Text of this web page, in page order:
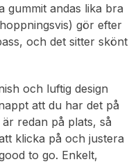
gummit andas lika bra
gör efter
och det sitter skönt
och luftig design
att du har det på
är redan på plats, så
klicka på och justera
to go. Enkelt,